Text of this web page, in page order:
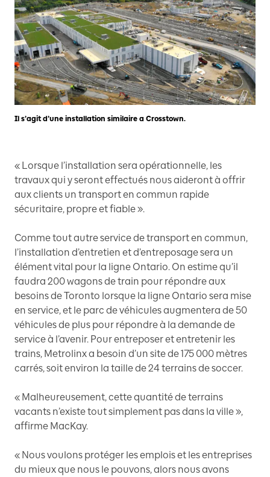
Il s’agit d’une installation similaire a Crosstown.
« Lorsque l’installation sera opérationnelle, les
travaux qui y seront effectués nous aideront à offrir
aux clients un transport en commun rapide
sécuritaire, propre et fiable ».
Comme tout autre service de transport en commun,
l’installation d’entretien et d’entreposage sera un
élément vital pour la ligne Ontario. On estime qu’il
faudra 200 wagons de train pour répondre aux
besoins de Toronto lorsque la ligne Ontario sera mise
en service, et le parc de véhicules augmentera de 50
véhicules de plus pour répondre à la demande de
service à l’avenir. Pour entreposer et entretenir les
trains, Metrolinx a besoin d’un site de 175 000 mètres
carrés, soit environ la taille de 24 terrains de soccer.
« Malheureusement, cette quantité de terrains
vacants n’existe tout simplement pas dans la ville »,
affirme MacKay.
« Nous voulons protéger les emplois et les entreprises
du mieux que nous le pouvons, alors nous avons